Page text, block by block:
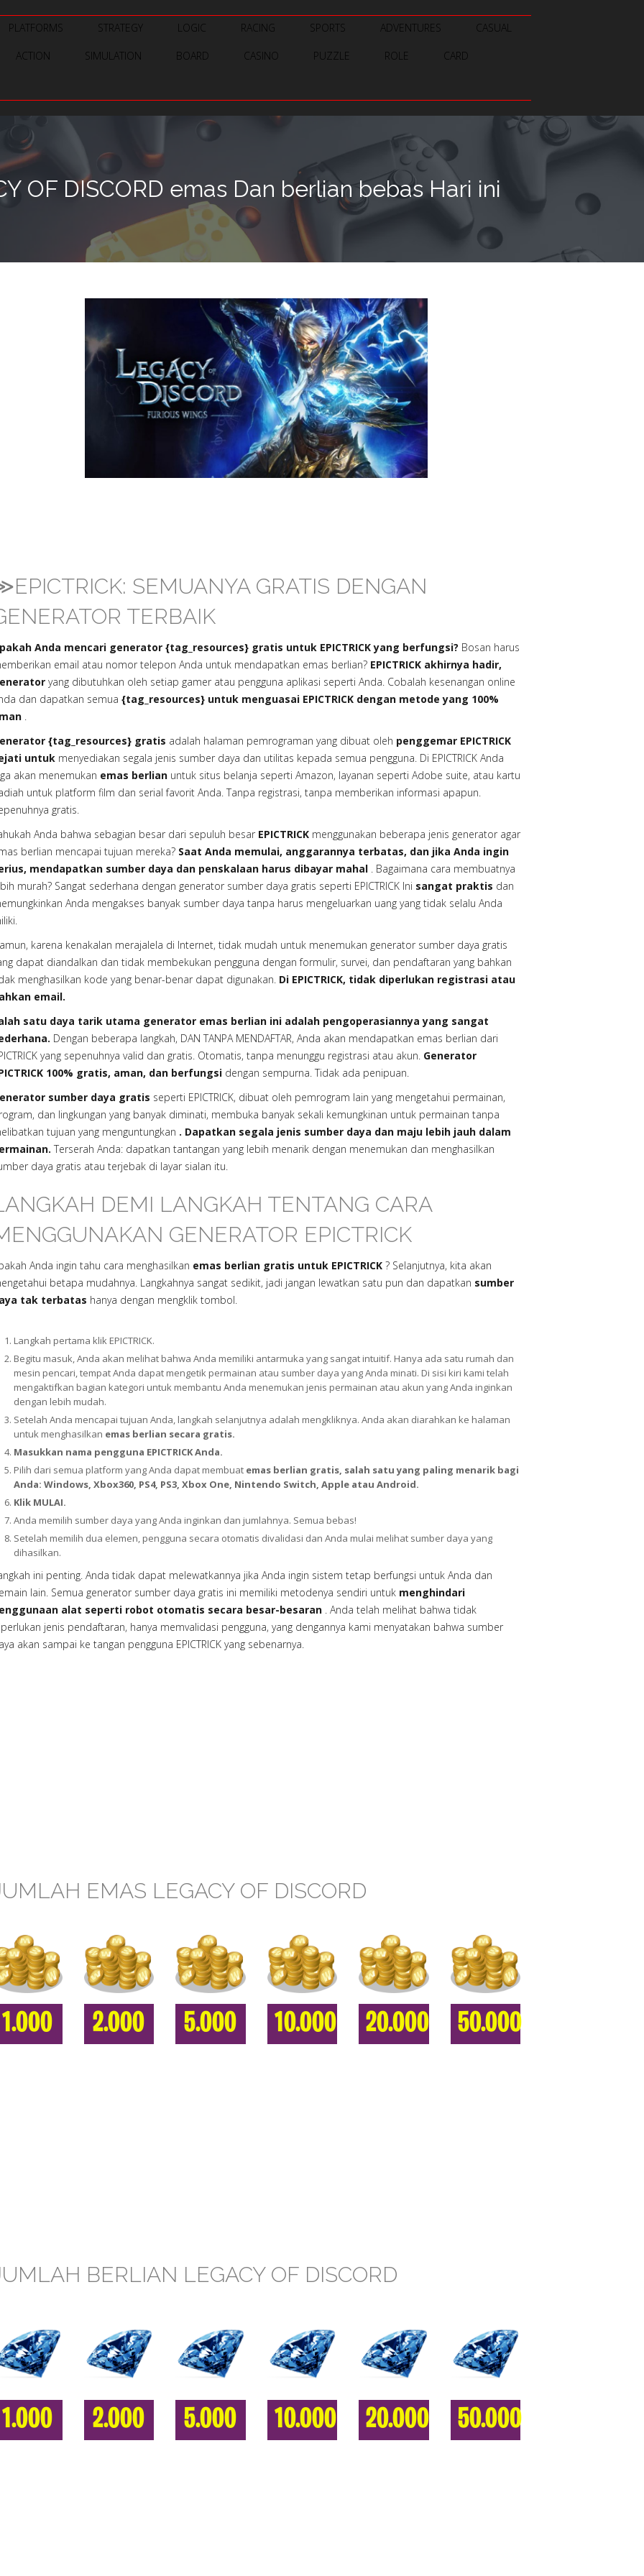
PLATFORMS STRATEGY LOGIC RACING SPORTS ADVENTURES CASUAL
ACTION SIMULATION BOARD CASINO PUZZLE ROLE CARD
OF DISCORD emas Dan berlian bebas Hari ini
SEMUANYA GRATIS DENGAN
TERBAIK
Anda mencari generator {tag_resources} gratis untuk EPICTRICK yang berfungsi? Bosan harus
email atau nomor telepon Anda untuk mendapatkan emas berlian? EPICTRICK akhirnya hadir,
yang dibutuhkan oleh setiap gamer atau pengguna aplikasi seperti Anda. Cobalah kesenangan online
dan dapatkan semua {tag_resources} untuk menguasai EPICTRICK dengan metode yang 100%
.
{tag_resources} gratis adalah halaman pemrograman yang dibuat oleh penggemar EPICTRICK
untuk menyediakan segala jenis sumber daya dan utilitas kepada semua pengguna. Di EPICTRICK Anda
akan menemukan emas berlian untuk situs belanja seperti Amazon, layanan seperti Adobe suite, atau kartu
untuk platform film dan serial favorit Anda. Tanpa registrasi, tanpa memberikan informasi apapun.
gratis.
Anda bahwa sebagian besar dari sepuluh besar EPICTRICK menggunakan beberapa jenis generator agar
berlian mencapai tujuan mereka? Saat Anda memulai, anggarannya terbatas, dan jika Anda ingin
mendapatkan sumber daya dan penskalaan harus dibayar mahal . Bagaimana cara membuatnya
murah? Sangat sederhana dengan generator sumber daya gratis seperti EPICTRICK Ini sangat praktis dan
Anda mengakses banyak sumber daya tanpa harus mengeluarkan uang yang tidak selalu Anda
karena kenakalan merajalela di Internet, tidak mudah untuk menemukan generator sumber daya gratis
dapat diandalkan dan tidak membekukan pengguna dengan formulir, survei, dan pendaftaran yang bahkan
menghasilkan kode yang benar-benar dapat digunakan. Di EPICTRICK, tidak diperlukan registrasi atau
email.
satu daya tarik utama generator emas berlian ini adalah pengoperasiannya yang sangat
Dengan beberapa langkah, DAN TANPA MENDAFTAR, Anda akan mendapatkan emas berlian dari
yang sepenuhnya valid dan gratis. Otomatis, tanpa menunggu registrasi atau akun. Generator
100% gratis, aman, dan berfungsi dengan sempurna. Tidak ada penipuan.
sumber daya gratis seperti EPICTRICK, dibuat oleh pemrogram lain yang mengetahui permainan,
dan lingkungan yang banyak diminati, membuka banyak sekali kemungkinan untuk permainan tanpa
tujuan yang menguntungkan . Dapatkan segala jenis sumber daya dan maju lebih jauh dalam
Terserah Anda: dapatkan tantangan yang lebih menarik dengan menemukan dan menghasilkan
daya gratis atau terjebak di layar sialan itu.
DEMI LANGKAH TENTANG CARA
GENERATOR EPICTRICK
Anda ingin tahu cara menghasilkan emas berlian gratis untuk EPICTRICK ? Selanjutnya, kita akan
betapa mudahnya. Langkahnya sangat sedikit, jadi jangan lewatkan satu pun dan dapatkan sumber
tak terbatas hanya dengan mengklik tombol.
Langkah pertama klik EPICTRICK.
Begitu masuk, Anda akan melihat bahwa Anda memiliki antarmuka yang sangat intuitif. Hanya ada satu rumah dan
mesin pencari, tempat Anda dapat mengetik permainan atau sumber daya yang Anda minati. Di sisi kiri kami telah
mengaktifkan bagian kategori untuk membantu Anda menemukan jenis permainan atau akun yang Anda inginkan
dengan lebih mudah.
Setelah Anda mencapai tujuan Anda, langkah selanjutnya adalah mengkliknya. Anda akan diarahkan ke halaman
untuk menghasilkan emas berlian secara gratis.
Masukkan nama pengguna EPICTRICK Anda.
Pilih dari semua platform yang Anda dapat membuat emas berlian gratis, salah satu yang paling menarik bagi
Anda: Windows, Xbox360, PS4, PS3, Xbox One, Nintendo Switch, Apple atau Android.
Klik MULAI.
Anda memilih sumber daya yang Anda inginkan dan jumlahnya. Semua bebas!
Setelah memilih dua elemen, pengguna secara otomatis divalidasi dan Anda mulai melihat sumber daya yang
dihasilkan.
ini penting. Anda tidak dapat melewatkannya jika Anda ingin sistem tetap berfungsi untuk Anda dan
lain. Semua generator sumber daya gratis ini memiliki metodenya sendiri untuk menghindari
alat seperti robot otomatis secara besar-besaran . Anda telah melihat bahwa tidak
jenis pendaftaran, hanya memvalidasi pengguna, yang dengannya kami menyatakan bahwa sumber
akan sampai ke tangan pengguna EPICTRICK yang sebenarnya.
EMAS LEGACY OF DISCORD
1.000 2.000 5.000 10.000 20.000 50.000
BERLIAN LEGACY OF DISCORD
1.000 2.000 5.000 10.000 20.000 50.000